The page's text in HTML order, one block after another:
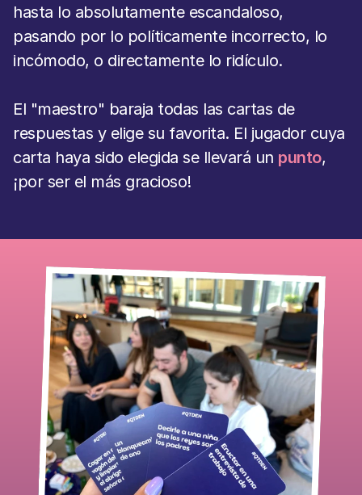
hasta lo absolutamente escandaloso,
pasando por lo políticamente incorrecto, lo
incómodo, o directamente lo ridículo.
El "maestro" baraja todas las cartas de
respuestas y elige su favorita. El jugador cuya
carta haya sido elegida se llevará un punto,
¡por ser el más gracioso!